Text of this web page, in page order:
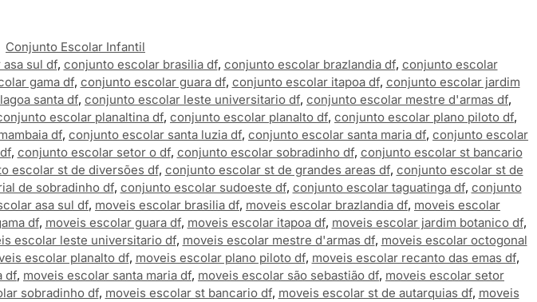
Conjunto Escolar Infantil
sul df, conjunto escolar brasilia df, conjunto escolar brazlandia df, conjunto escolar
gama df, conjunto escolar guara df, conjunto escolar itapoa df, conjunto escolar jardim
santa df, conjunto escolar leste universitario df, conjunto escolar mestre d'armas df,
escolar planaltina df, conjunto escolar planalto df, conjunto escolar plano piloto df,
df, conjunto escolar santa luzia df, conjunto escolar santa maria df, conjunto escolar
, conjunto escolar setor o df, conjunto escolar sobradinho df, conjunto escolar st bancario
escolar st de diversões df, conjunto escolar st de grandes areas df, conjunto escolar st de
de sobradinho df, conjunto escolar sudoeste df, conjunto escolar taguatinga df, conjunto
asa sul df, moveis escolar brasilia df, moveis escolar brazlandia df, moveis escolar
df, moveis escolar guara df, moveis escolar itapoa df, moveis escolar jardim botanico df,
escolar leste universitario df, moveis escolar mestre d'armas df, moveis escolar octogonal
escolar planalto df, moveis escolar plano piloto df, moveis escolar recanto das emas df,
df, moveis escolar santa maria df, moveis escolar são sebastião df, moveis escolar setor
sobradinho df, moveis escolar st bancario df, moveis escolar st de autarquias df, moveis